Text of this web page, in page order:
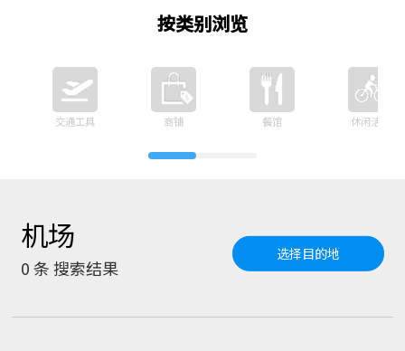
按类别浏览
交通工具 商铺 餐馆 休闲活动
机场
0条 搜索结果
选择目的地